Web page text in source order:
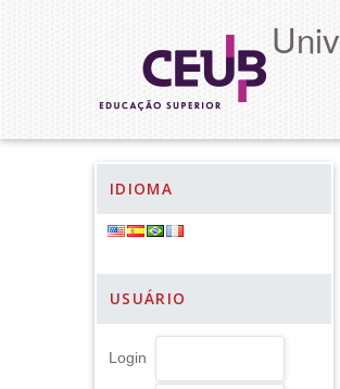
IDIOMA
USUÁRIO
Login